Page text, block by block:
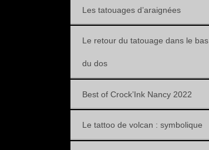
Les tatouages d’araignées
Le retour du tatouage dans le bas
du dos
Best of Crock’Ink Nancy 2022
Le tattoo de volcan : symbolique